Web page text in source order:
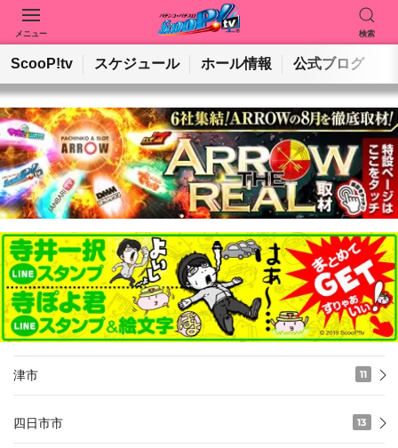
メニュー 検索
動画を検索 ホールを検索
検索
ScooP!tv スケジュール ホール情報 公式ブログ
津市 11
四日市市 13